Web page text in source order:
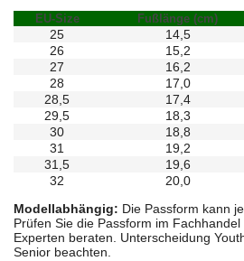
EU-Size Fußlänge (cm)
25 14,5
26
15,2
27
16,2
28
17,0
28,5
17,4
29,5
18,3
30
18,8
31
19,2
31,5
19,6
32
20,0
Modellabhängig: Die Passform kann
Prüfen Sie die Passform im
Experten beraten. Unterscheidung
Senior beachten.